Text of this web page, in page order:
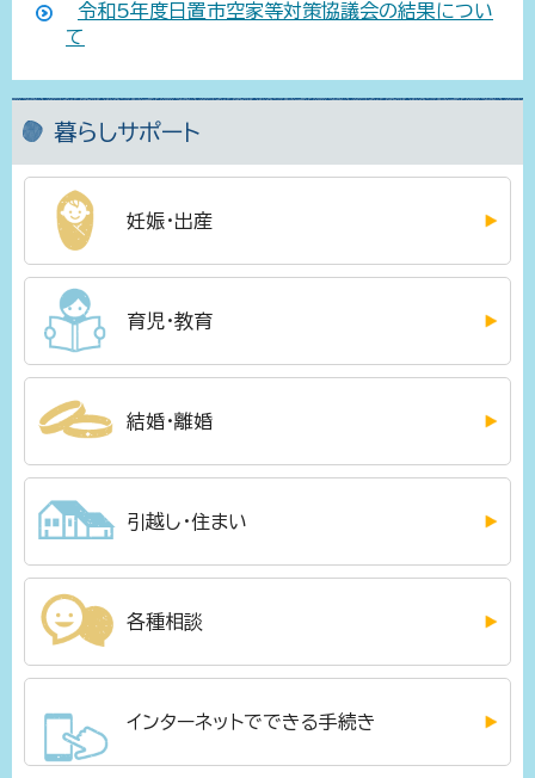
令和5年度日置市空家等対策協議会の結果につい
て
暮らしサポート
妊娠・出産
育児・教育
結婚・離婚
引越し・住まい
各種相談
インターネットでできる手続き